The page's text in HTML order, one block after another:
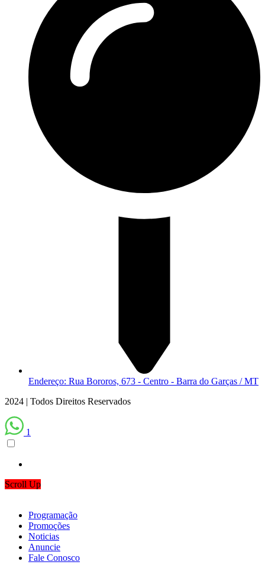
Endereço: Rua Bororos, 673 - Centro - Barra do Garças / MT
2024 | Todos Direitos Reservados
1
Scroll Up
Programação
Promoções
Noticias
Anuncie
Fale Conosco